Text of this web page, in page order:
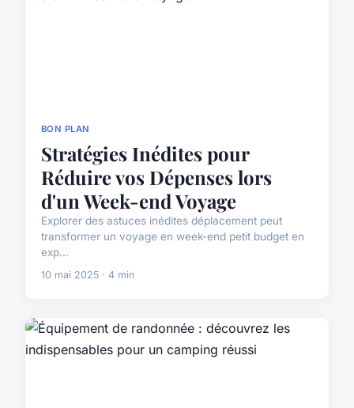
BON PLAN
Stratégies Inédites pour
Réduire vos Dépenses lors
d'un Week-end Voyage
Explorer des astuces inédites déplacement peut
transformer un voyage en week-end petit budget en
exp...
10 mai 2025 · 4 min